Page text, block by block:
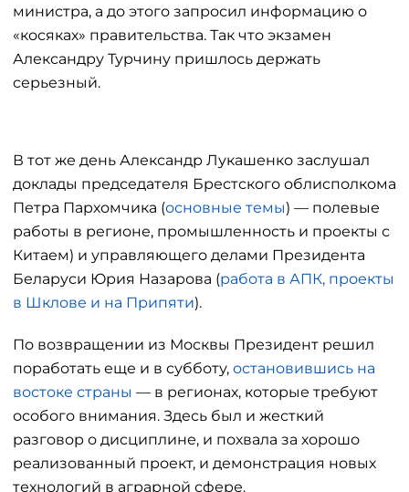
министра, а до этого запросил информацию о
«косяках» правительства. Так что экзамен
Александру Турчину пришлось держать
серьезный.
В тот же день Александр Лукашенко заслушал
доклады председателя Брестского облисполкома
Петра Пархомчика (основные темы) — полевые
работы в регионе, промышленность и проекты с
Китаем) и управляющего делами Президента
Беларуси Юрия Назарова (работа в АПК, проекты
в Шклове и на Припяти).
По возвращении из Москвы Президент решил
поработать еще и в субботу, остановившись на
востоке страны — в регионах, которые требуют
особого внимания. Здесь был и жесткий
разговор о дисциплине, и похвала за хорошо
реализованный проект, и демонстрация новых
технологий в аграрной сфере.